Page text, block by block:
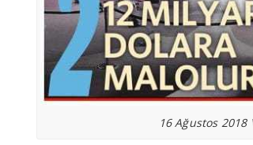
16 Ağustos